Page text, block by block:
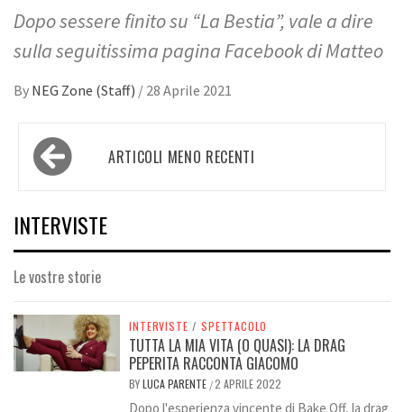
Dopo sessere finito su “La Bestia”, vale a dire
sulla seguitissima pagina Facebook di Matteo
By NEG Zone (Staff) / 28 Aprile 2021
Navigazione
articoli ARTICOLI MENO RECENTI
INTERVISTE
Le vostre storie
INTERVISTE / SPETTACOLO
TUTTA LA MIA VITA (O QUASI): LA DRAG
PEPERITA RACCONTA GIACOMO
BYLUCA PARENTE /2 APRILE 2022
Dopo l'esperienza vincente di Bake Off, la drag